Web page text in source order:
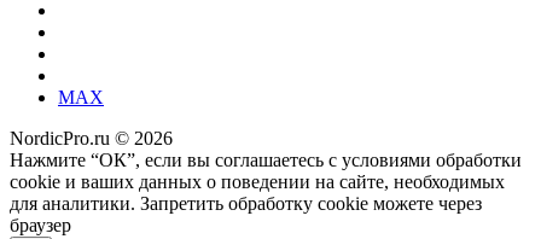
MAX
NordicPro.ru © 2026
Нажмите “ОК”, если вы соглашаетесь с условиями обработки
cookie и ваших данных о поведении на сайте, необходимых
для аналитики. Запретить обработку cookie можете через
браузер